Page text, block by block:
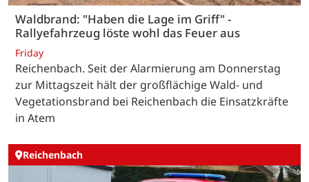
Waldbrand: "Haben die Lage im Griff" -
Rallyefahrzeug löste wohl das Feuer aus
Friday
Reichenbach. Seit der Alarmierung am Donnerstag
zur Mittagszeit hält der großflächige Wald- und
Vegetationsbrand bei Reichenbach die Einsatzkräfte
in Atem
Reichenbach